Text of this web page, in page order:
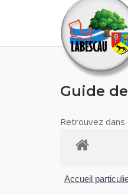
Guide
Retrouvez
Accueil